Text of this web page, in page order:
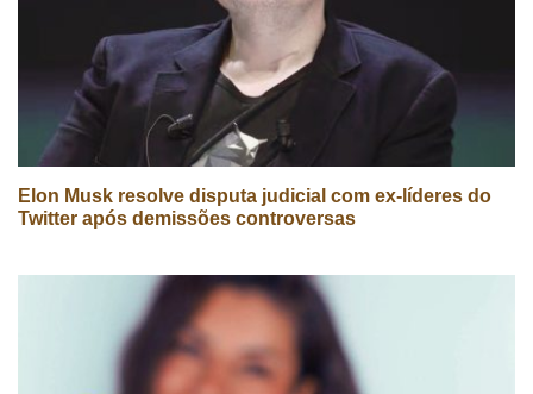
Elon Musk resolve disputa judicial com ex-líderes do
Twitter após demissões controversas